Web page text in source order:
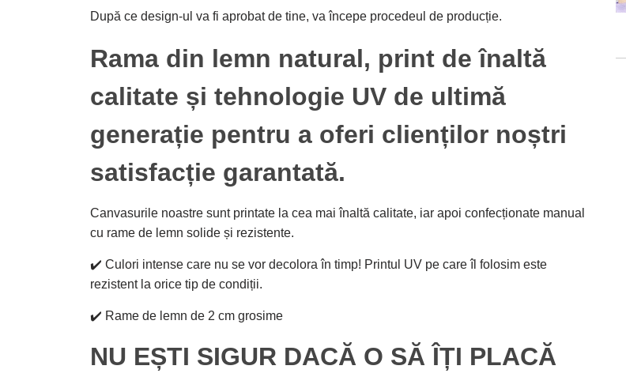
După ce design-ul va fi aprobat de tine, va începe procedeul de producție.
Rama din lemn natural, print de înaltă
calitate și tehnologie UV de ultimă
generație pentru a oferi clienților noștri
satisfacție garantată.
Canvasurile noastre sunt printate la cea mai înaltă calitate, iar apoi confecționate manual
cu rame de lemn solide și rezistente.
✔️ Culori intense care nu se vor decolora în timp! Printul UV pe care îl folosim este
rezistent la orice tip de condiții.
✔️ Rame de lemn de 2 cm grosime
NU EȘTI SIGUR DACĂ O SĂ ÎȚI PLACĂ